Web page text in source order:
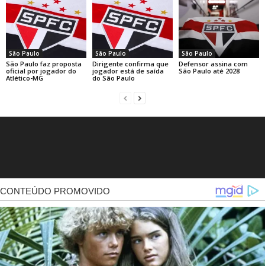
São Paulo
São Paulo faz proposta
oficial por jogador do
Atlético-MG
São Paulo
Dirigente confirma que
jogador está de saída
do São Paulo
São Paulo
Defensor assina com
São Paulo até 2028